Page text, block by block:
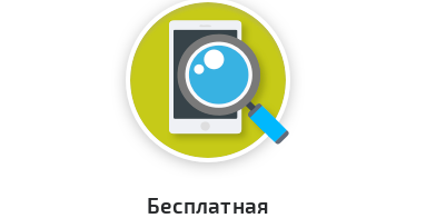
Бесплатная